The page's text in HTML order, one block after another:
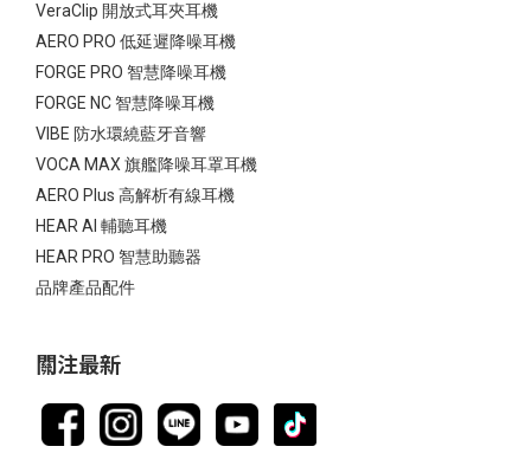
VeraClip 開放式耳夾耳機
AERO PRO 低延遲降噪耳機
FORGE PRO 智慧降噪耳機
FORGE NC 智慧降噪耳機
VIBE 防水環繞藍牙音響
VOCA MAX 旗艦降噪耳罩耳機
AERO Plus 高解析有線耳機
HEAR AI 輔聽耳機
HEAR PRO 智慧助聽器
品牌產品配件
關注最新